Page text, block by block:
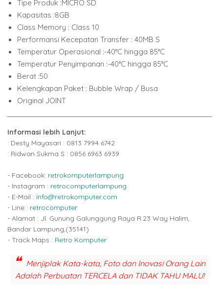
Tipe Produk :MICRO SD
Kapasitas :8GB
Class Memory : Class 10
Performansi Kecepatan Transfer : 40MB S
Temperatur Operasional :-40°C hingga 85°C
Temperatur Penyimpanan :-40°C hingga 85°C
Berat :50
Kelengkapan Paket : Bubble Wrap / Busa
Original JOINT
Informasi lebih Lanjut:
: Desty Mayasari : 0813 7994 6742
: Ridwan Sukma S : 0856 6963 6939
- Facebook: retrokomputerlampung
- Instagram : retrocomputerlampung
- E-Mail : info@retrokomputer.com
- Line : retrocomputer
- Alamat : Jl. Gunung Galunggung Raya R.23 Way Halim,
Bandar Lampung,(35141)
- Track Maps : Retro Komputer
Menjiplak Kata-kata, Foto dan Inovasi Orang Lain
Adalah Perbuatan TERCELA dan TIDAK TAHU MALU!